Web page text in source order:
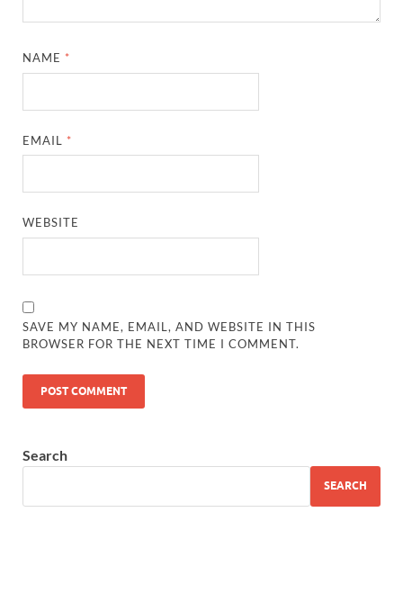
NAME *
EMAIL *
WEBSITE
SAVE MY NAME, EMAIL, AND WEBSITE IN THIS
BROWSER FOR THE NEXT TIME I COMMENT.
Search
SEARCH